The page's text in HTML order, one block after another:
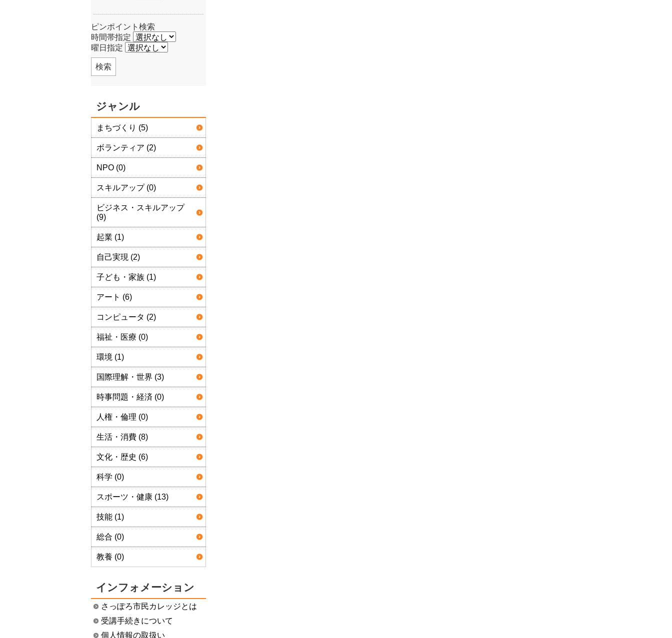
ピンポイント検索
時間帯指定
曜日指定
検索
ジャンル
まちづくり (5)
ボランティア (2)
NPO (0)
スキルアップ (0)
ビジネス・スキルアップ
(9)
起業 (1)
自己実現 (2)
子ども・家族 (1)
アート (6)
コンピュータ (2)
福祉・医療 (0)
環境 (1)
国際理解・世界 (3)
時事問題・経済 (0)
人権・倫理 (0)
生活・消費 (8)
文化・歴史 (6)
科学 (0)
スポーツ・健康 (13)
技能 (1)
総合 (0)
教養 (0)
インフォメーション
さっぽろ市民カレッジとは
受講手続きについて
個人情報の取扱い